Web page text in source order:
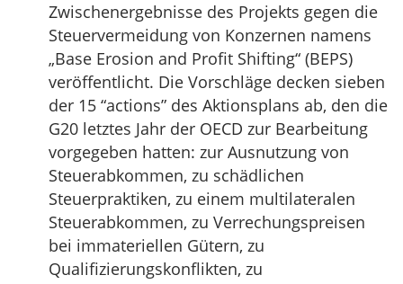
Zwischenergebnisse des Projekts gegen die
Steuervermeidung von Konzernen namens
„Base Erosion and Profit Shifting“ (BEPS)
veröffentlicht. Die Vorschläge decken sieben
der 15 “actions” des Aktionsplans ab, den die
G20 letztes Jahr der OECD zur Bearbeitung
vorgegeben hatten: zur Ausnutzung von
Steuerabkommen, zu schädlichen
Steuerpraktiken, zu einem multilateralen
Steuerabkommen, zu Verrechungspreisen
bei immateriellen Gütern, zu
Qualifizierungskonflikten, zu